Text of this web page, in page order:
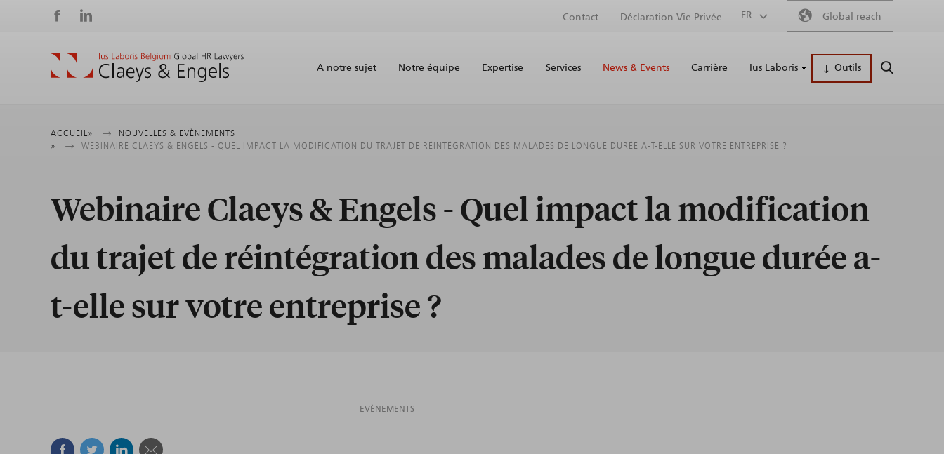
Social
media
Secondary
menu
Contact Déclaration Vie Privée FR Global reach
Main
A notre sujet Notre équipe Expertise Services News & Events Carrière Ius Laboris Outils
Fil
ACCUEIL
NOUVELLES & EVÈNEMENTS
WEBINAIRE CLAEYS & ENGELS - QUEL IMPACT LA MODIFICATION DU TRAJET DE RÉINTÉGRATION DES MALADES DE LONGUE DURÉE A-T-ELLE SUR VOTRE ENTREPRISE ?
Webinaire Claeys & Engels - Quel impact la modification
du trajet de réintégration des malades de longue durée a-
t-elle sur votre entreprise ?
EVÈNEMENTS
Facebook
TwitterLinkedinCourriel